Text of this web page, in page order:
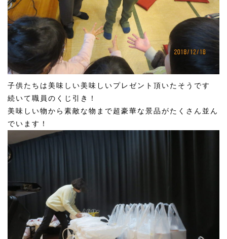
子供たちは美味しい美味しいプレゼント頂いたそうです
続いて職員のくじ引き！
美味しい物から素敵な物まで超豪華な景品がたくさん並ん
でいます！